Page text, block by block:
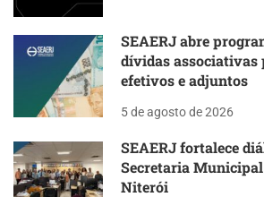
SEAERJ abre
dívidas associativas
efetivos e adjuntos
5 de agosto de 2026
SEAERJ fortalece
Secretaria
Niterói